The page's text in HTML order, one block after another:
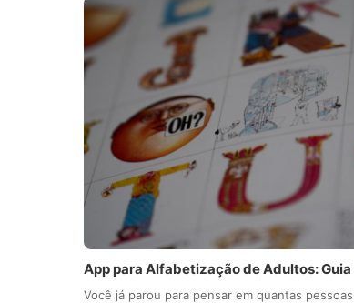
App para Alfabetização de Adultos:
Você já parou para pensar em quantas